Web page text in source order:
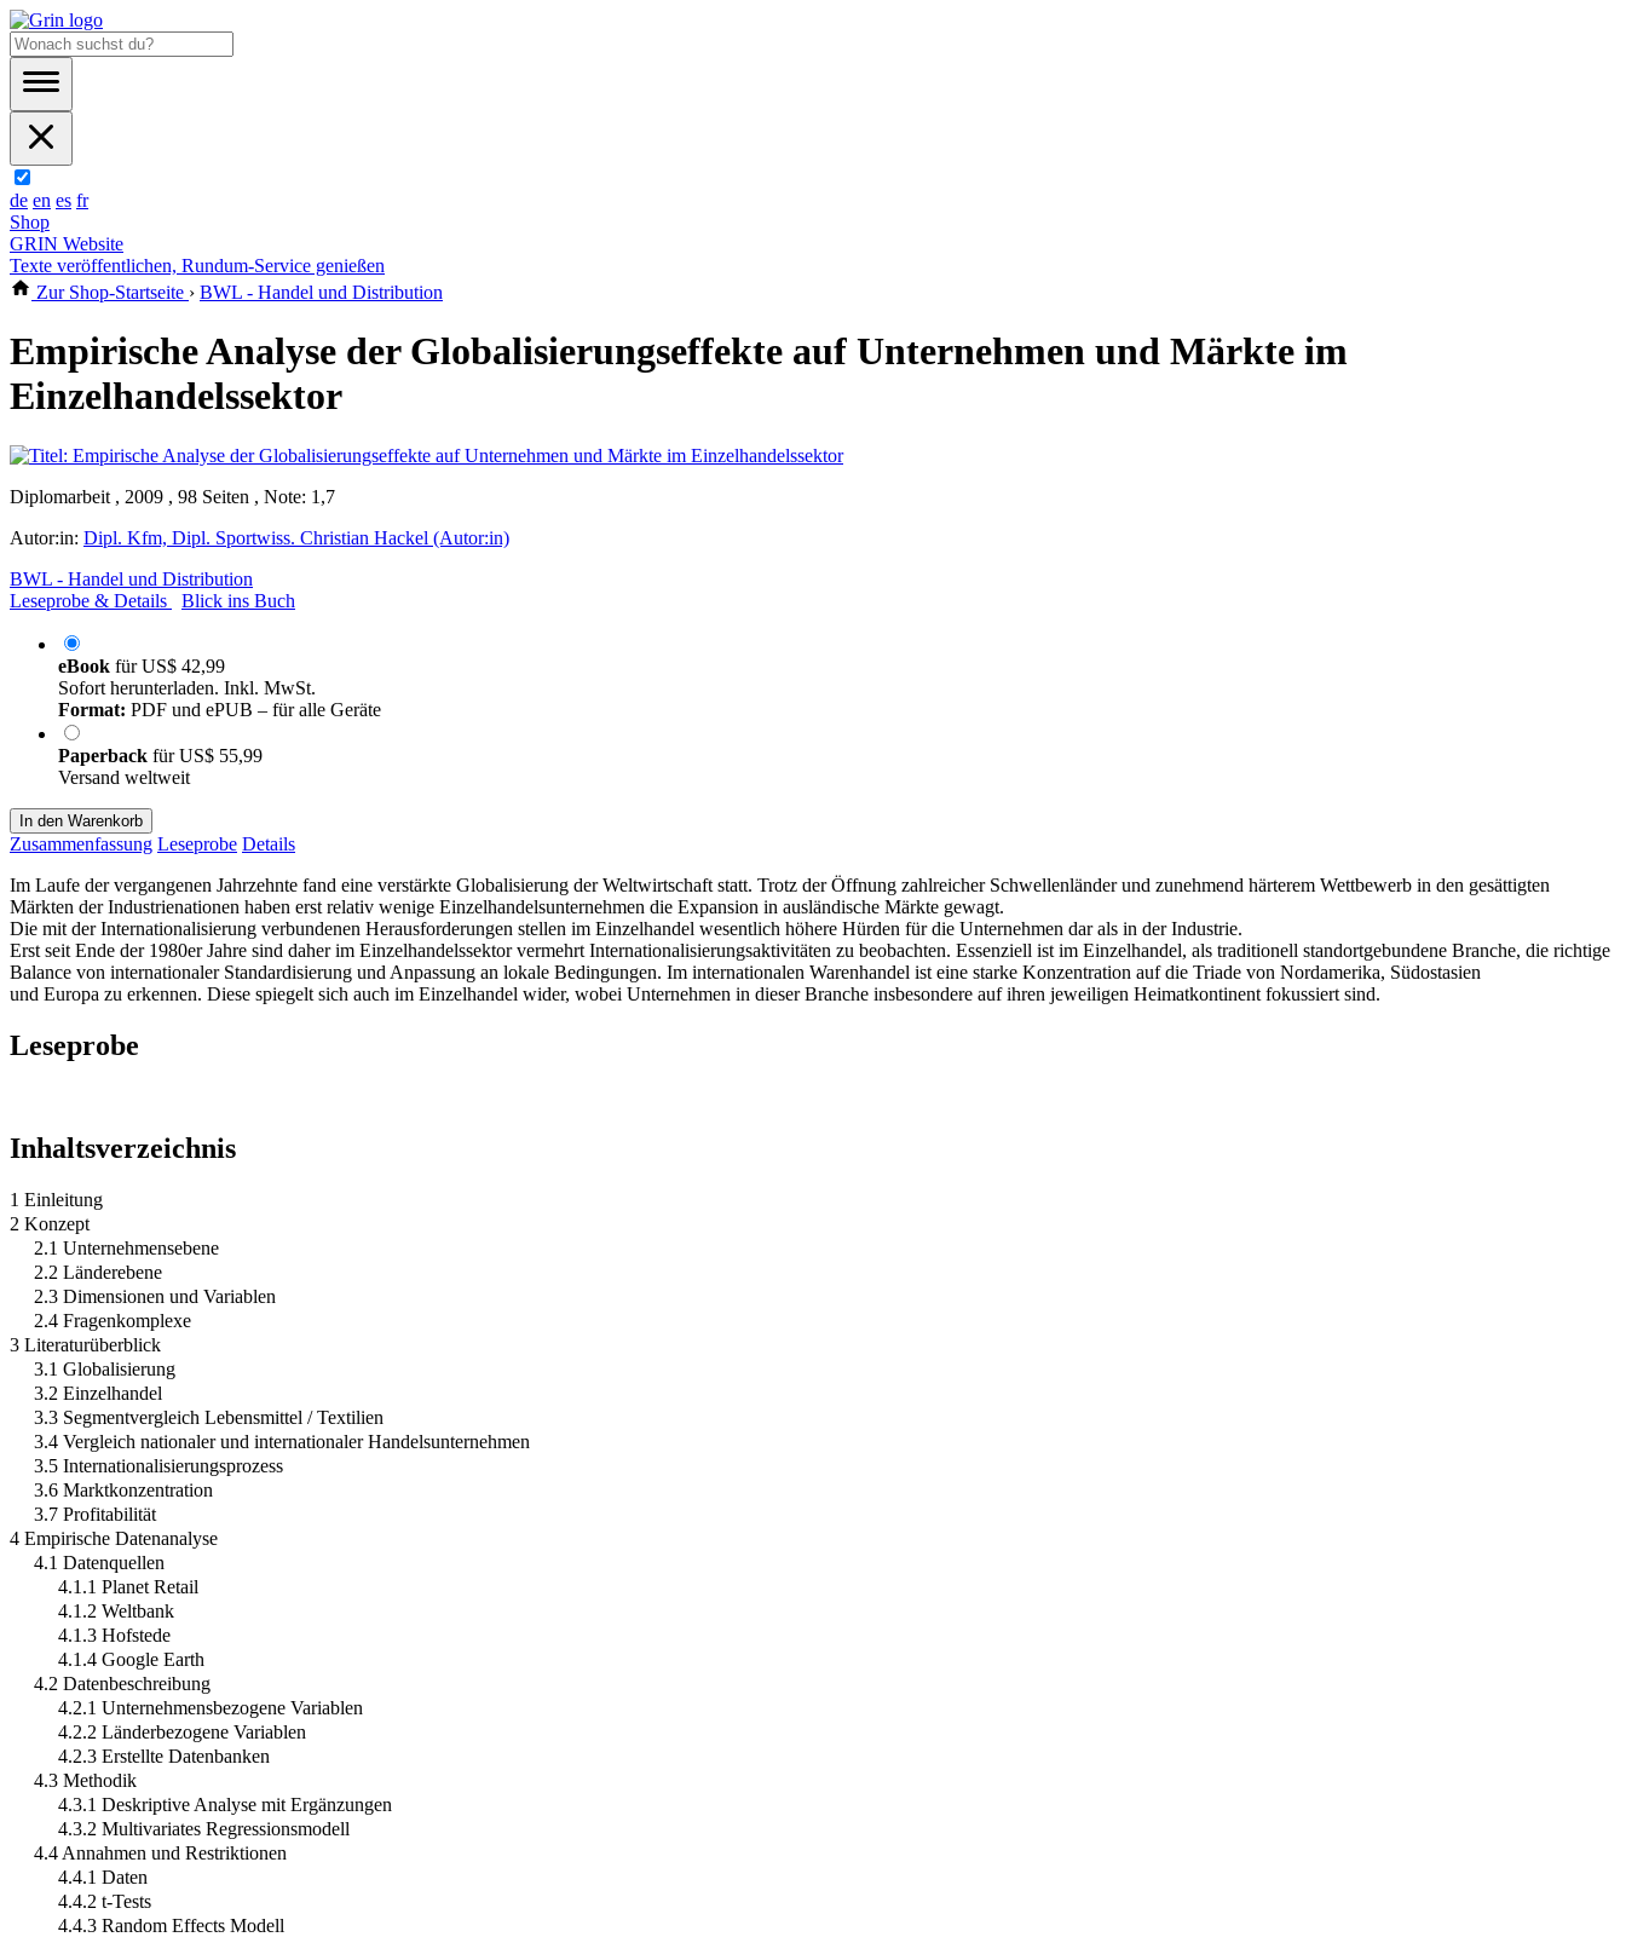
de en es fr
Shop
GRIN Website
Texte veröffentlichen, Rundum-Service genießen
Zur Shop-Startseite › BWL - Handel und Distribution
Empirische Analyse der Globalisierungseffekte auf Unternehmen und Märkte im
Einzelhandelssektor
Diplomarbeit , 2009 , 98 Seiten , Note: 1,7
Autor:in: Dipl. Kfm, Dipl. Sportwiss. Christian Hackel (Autor:in)
BWL - Handel und Distribution
Leseprobe & Details
Blick ins Buch
eBook fürUS$ 42,99
Sofort herunterladen. Inkl. MwSt.
Format: PDF und ePUB – für alle Geräte
Paperback fürUS$ 55,99
Versand weltweit
In den Warenkorb
Zusammenfassung Leseprobe Details
Im Laufe der vergangenen Jahrzehnte fand eine verstärkte Globalisierung der Weltwirtschaft statt. Trotz der Öffnung zahlreicher Schwellenländer und zunehmend härterem Wettbewerb in den gesättigten
Märkten der Industrienationen haben erst relativ wenige Einzelhandelsunternehmen die Expansion in ausländische Märkte gewagt.
Die mit der Internationalisierung verbundenen Herausforderungen stellen im Einzelhandel wesentlich höhere Hürden für die Unternehmen dar als in der Industrie.
Erst seit Ende der 1980er Jahre sind daher im Einzelhandelssektor vermehrt Internationalisierungsaktivitäten zu beobachten. Essenziell ist im Einzelhandel, als traditionell standortgebundene Branche, die richtige
Balance von internationaler Standardisierung und Anpassung an lokale Bedingungen. Im internationalen Warenhandel ist eine starke Konzentration auf die Triade von Nordamerika, Südostasien
und Europa zu erkennen. Diese spiegelt sich auch im Einzelhandel wider, wobei Unternehmen in dieser Branche insbesondere auf ihren jeweiligen Heimatkontinent fokussiert sind.
Leseprobe
Inhaltsverzeichnis
1 Einleitung
2 Konzept
2.1 Unternehmensebene
2.2 Länderebene
2.3 Dimensionen und Variablen
2.4 Fragenkomplexe
3 Literaturüberblick
3.1 Globalisierung
3.2 Einzelhandel
3.3 Segmentvergleich Lebensmittel / Textilien
3.4 Vergleich nationaler und internationaler Handelsunternehmen
3.5 Internationalisierungsprozess
3.6 Marktkonzentration
3.7 Profitabilität
4 Empirische Datenanalyse
4.1 Datenquellen
4.1.1 Planet Retail
4.1.2 Weltbank
4.1.3 Hofstede
4.1.4 Google Earth
4.2 Datenbeschreibung
4.2.1 Unternehmensbezogene Variablen
4.2.2 Länderbezogene Variablen
4.2.3 Erstellte Datenbanken
4.3 Methodik
4.3.1 Deskriptive Analyse mit Ergänzungen
4.3.2 Multivariates Regressionsmodell
4.4 Annahmen und Restriktionen
4.4.1 Daten
4.4.2 t-Tests
4.4.3 Random Effects Modell